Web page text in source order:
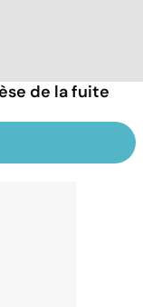
de la fuite